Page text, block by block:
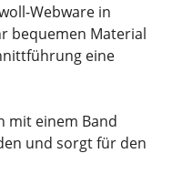
Webware in
bequemen Material
eine
mit einem Band
und sorgt für den